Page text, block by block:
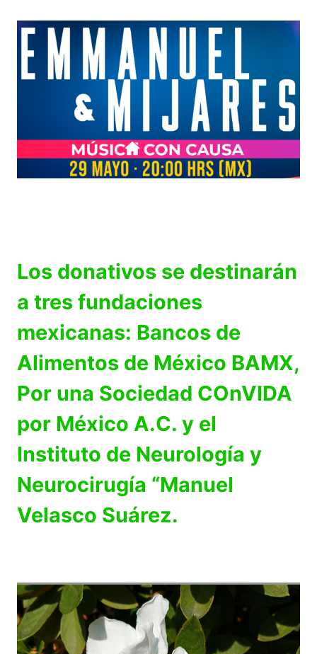
Los donativos se destinarán
a tres fundaciones
mexicanas: Bancos de
Alimentos de México BAMX,
Por una Sociedad COnVIDA
por México A.C. y el
Instituto de Neurología y
Neurocirugía “Manuel
Velasco Suárez.